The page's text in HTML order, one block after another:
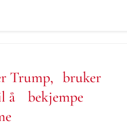
Trump, bruker
å bekjempe